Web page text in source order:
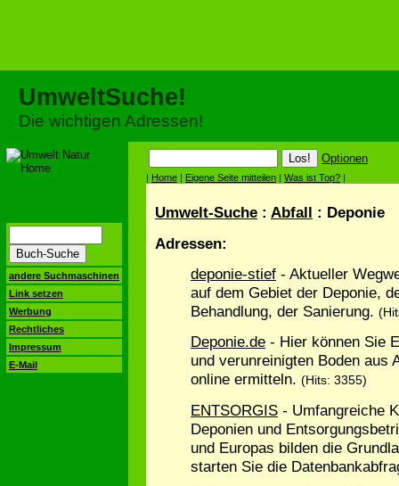
UmweltSuche!
Die wichtigen Adressen!
andere Suchmaschinen
Link setzen
Werbung
Rechtliches
Impressum
E-Mail
Optionen
| Home | Eigene Seite mitteilen | Was ist Top? |
Umwelt-Suche : Abfall : Deponie
Adressen:
deponie-stief - Aktueller
auf dem Gebiet der Deponie,
Behandlung, der Sanierung.
Deponie.de - Hier können Sie
und verunreinigten Boden aus
online ermitteln. (Hits: 3355)
ENTSORGIS - Umfangreiche
Deponien und
und Europas bilden die
starten Sie die